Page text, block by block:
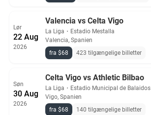
Lør
22 Aug
2026
Valencia vs Celta Vigo
La Liga ・ Estadio Mestalla
Valencia, Spanien
fra $68
423 tilgængelige billetter
Søn
30 Aug
2026
Celta Vigo vs Athletic Bilbao
La Liga ・ Estadio Municipal de Balaidos
Vigo, Spanien
fra $68
140 tilgængelige billetter